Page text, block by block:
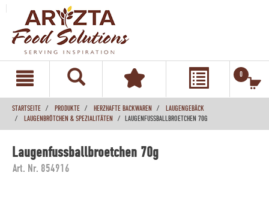
0
STARTSEITE PRODUKTE HERZHAFTE BACKWAREN
LAUGENGEBÄCK
LAUGENBRÖTCHEN & SPEZIALITÄTEN
LAUGENFUSSBALLBROETCHEN 70G
Laugenfussballbroetchen 70g
Art. Nr. 854916